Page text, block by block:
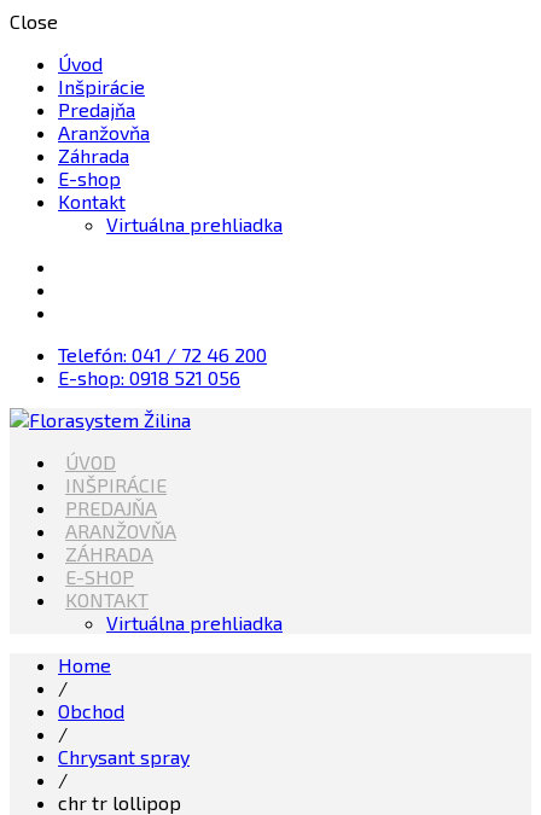
Close
Úvod
Inšpirácie
Predajňa
Aranžovňa
Záhrada
E-shop
Kontakt
Virtuálna prehliadka
Telefón: 041 / 72 46 200
E-shop: 0918 521 056
Florasystem Žilina
Kvety, Sviečky, dekorácie, Záhrada
ÚVOD
INŠPIRÁCIE
PREDAJŇA
ARANŽOVŇA
ZÁHRADA
E-SHOP
KONTAKT
Virtuálna prehliadka
Home
/
Obchod
/
Chrysant spray
/
chr tr lollipop